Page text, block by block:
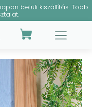
belüli kiszállítás. Több